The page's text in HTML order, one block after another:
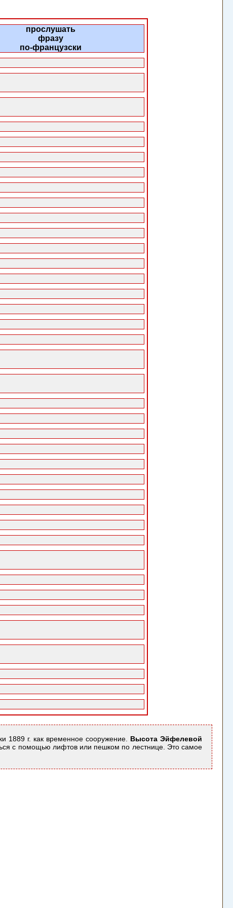
прослушать
фразу
по-французски
1889 г. как временное сооружение. Высота Эйфелевой
с помощью лифтов или пешком по лестнице. Это самое